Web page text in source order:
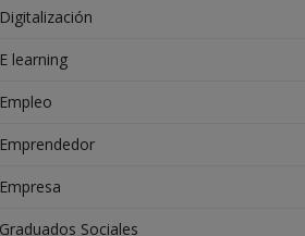
Digitalización
E learning
Empleo
Emprendedor
Empresa
Graduados Sociales